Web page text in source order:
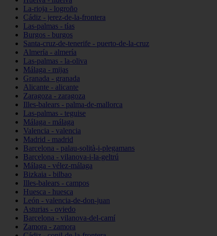
La-rioja - logroño
Cádiz - jerez-de-la-frontera
Las-palmas - tías
Burgos - burgos
Santa-cruz-de-tenerife - puerto-de-la-cruz
Almería - almería
Las-palmas - la-oliva
Málaga - mijas
Granada - granada
Alicante - alicante
Zaragoza - zaragoza
Illes-balears - palma-de-mallorca
Las-palmas - teguise
Málaga - málaga
Valencia - valencia
Madrid - madrid
Barcelona - palau-solità-i-plegamans
Barcelona - vilanova-i-la-geltrú
Málaga - vélez-málaga
Bizkaia - bilbao
Illes-balears - campos
Huesca - huesca
León - valencia-de-don-juan
Asturias - oviedo
Barcelona - vilanova-del-camí
Zamora - zamora